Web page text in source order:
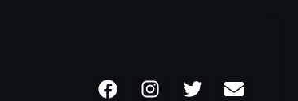
FacebookInstagramTwitterEmail